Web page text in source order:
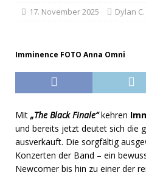
17. November 2025 Dylan
Imminence FOTO Anna Omni
Mit „The Black Finale“kehren
und bereits jetzt deutet sich die
ausverkauft. Die sorgfältig
Konzerten der Band – ein
Newcomer bis hin zu einer der